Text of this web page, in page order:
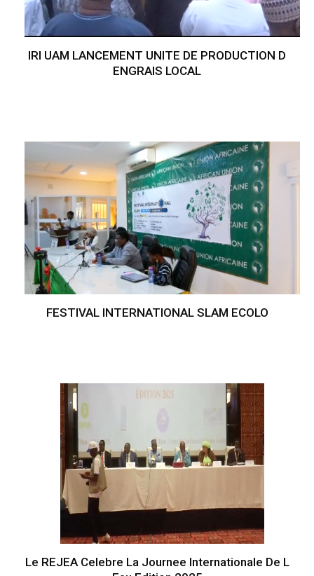
IRI UAM LANCEMENT UNITE DE PRODUCTION D
ENGRAIS LOCAL
FESTIVAL INTERNATIONAL SLAM ECOLO
Le REJEA Celebre La Journee Internationale De L